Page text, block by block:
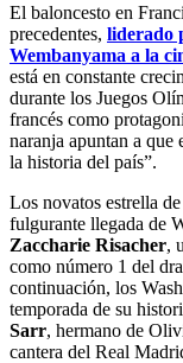
El baloncesto en
precedentes, liderado
Wembanyama a la
está en constante
durante los Juegos
francés como
naranja apuntan a que
la historia del país”.
Los novatos estrella
fulgurante llegada de
Zaccharie Risacher,
como número 1 del
continuación, los
temporada de su
Sarr, hermano de
cantera del Real